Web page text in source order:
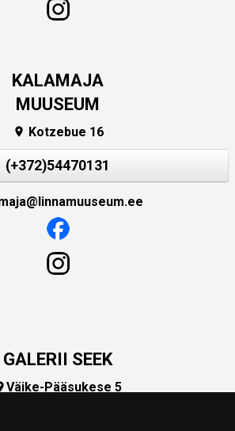
KALAMAJA
MUUSEUM
 Kotzebue 16
(+372)54470131
GALERII SEEK
Väike-Pääsukese 5